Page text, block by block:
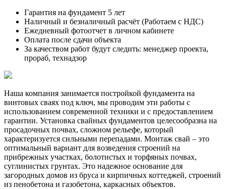
Гарантия на фундамент 5 лет
Наличный и безналичный расчёт (Работаем с НДС)
Ежедневный фотоотчет в личном кабинете
Оплата после сдачи объекта
За качеством работ будут следить: менеджер проекта,
прораб, технадзор
Наша компания занимается постройкой фундамента на
винтовых сваях под ключ, мы проводим эти работы с
использованием современной техники и с предоставлением
гарантии. Установка свайных фундаментов целесообразна на
просадочных почвах, сложном рельефе, который
характеризуется сильными перепадами. Монтаж свай – это
оптимальный вариант для возведения строений на
прибрежных участках, болотистых и торфяных почвах,
суглинистых грунтах. Это надежное основание для
загородных домов из бруса и кирпичных коттеджей, строений
из пенобетона и газобетона, каркасных объектов.